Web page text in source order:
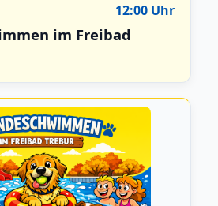
12:00 Uhr
im Freibad